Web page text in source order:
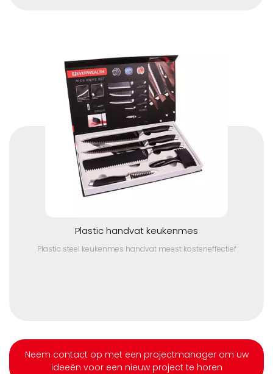
Plastic handvat keukenmes
Plastic steel keukenmes handvat meest kosteneffectief
Neem contact op met een projectmanager om uw
ideeën voor een nieuw project te horen